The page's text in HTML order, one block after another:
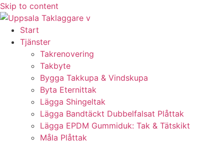
Skip to content
Start
Tjänster
Takrenovering
Takbyte
Bygga Takkupa & Vindskupa
Byta Eternittak
Lägga Shingeltak
Lägga Bandtäckt Dubbelfalsat Plåttak
Lägga EPDM Gummiduk: Tak & Tätskikt
Måla Plåttak